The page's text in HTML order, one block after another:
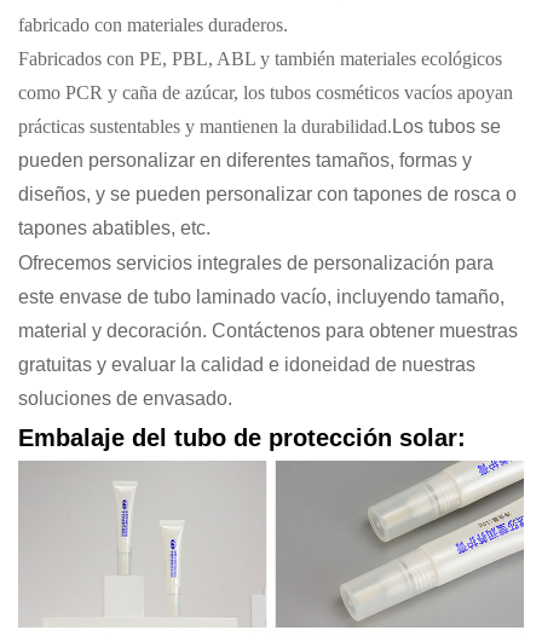
fabricado con materiales duraderos.
Fabricados con PE, PBL, ABL y también materiales ecológicos
como PCR y caña de azúcar, los tubos cosméticos vacíos apoyan
prácticas sustentables y mantienen la durabilidad. Los tubos se
pueden personalizar en diferentes tamaños, formas y
diseños, y se pueden personalizar con tapones de rosca o
tapones abatibles, etc.
Ofrecemos servicios integrales de personalización para
este envase de tubo laminado vacío, incluyendo tamaño,
material y decoración. Contáctenos para obtener muestras
gratuitas y evaluar la calidad e idoneidad de nuestras
soluciones de envasado.
Embalaje del tubo de protección solar: